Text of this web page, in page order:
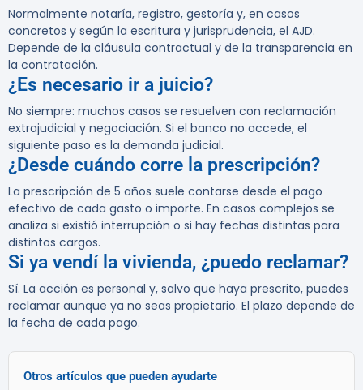
Normalmente notaría, registro, gestoría y, en casos
concretos y según la escritura y jurisprudencia, el AJD.
Depende de la cláusula contractual y de la transparencia en
la contratación.
¿Es necesario ir a juicio?
No siempre: muchos casos se resuelven con reclamación
extrajudicial y negociación. Si el banco no accede, el
siguiente paso es la demanda judicial.
¿Desde cuándo corre la prescripción?
La prescripción de 5 años suele contarse desde el pago
efectivo de cada gasto o importe. En casos complejos se
analiza si existió interrupción o si hay fechas distintas para
distintos cargos.
Si ya vendí la vivienda, ¿puedo reclamar?
Sí. La acción es personal y, salvo que haya prescrito, puedes
reclamar aunque ya no seas propietario. El plazo depende de
la fecha de cada pago.
Otros artículos que pueden ayudarte